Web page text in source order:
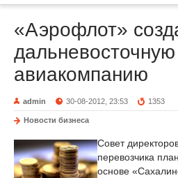
«Аэрофлот»
дальневосточную
авиакомпанию
admin 30-08-2012, 23:53 1353
Новости бизнеса
Совет
перевозчика
основе